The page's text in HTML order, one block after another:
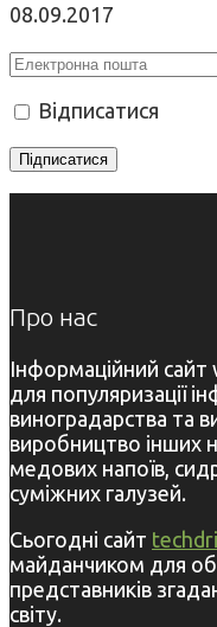
08.09.2017
Відписатися
Про нас
Інформаційний
для популяризації
виноградарства та
виробництво інших
медових напоїв,
суміжних галузей.
Сьогодні сайт
майданчиком для
представників
світу.